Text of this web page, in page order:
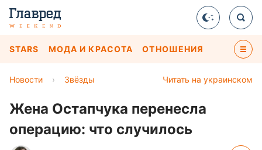
STARS МОДА И КРАСОТА ОТНОШЕНИЯ
Читать на украинском
Новости › Звёзды
Жена Остапчука перенесла
операцию: что случилось